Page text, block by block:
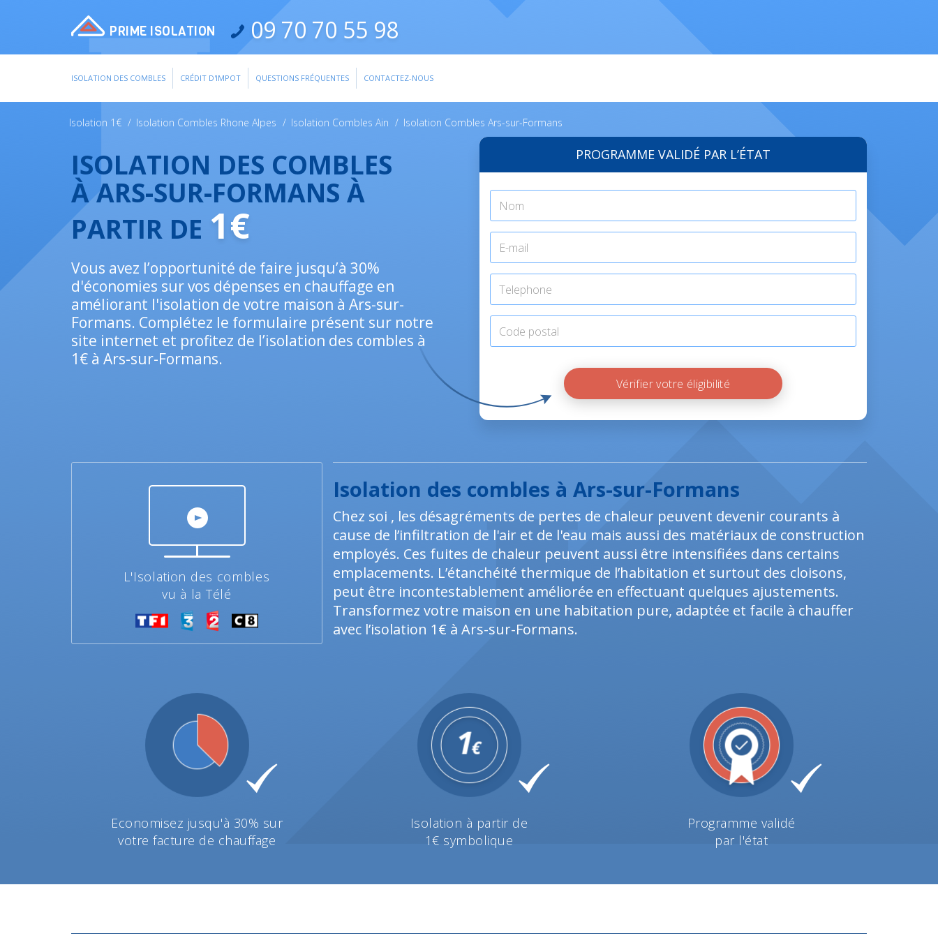
PRIME ISOLATION 09 70 70 55 98
ISOLATION DES COMBLES CRÉDIT D'IMPOT QUESTIONS FRÉQUENTES CONTACTEZ-NOUS
Isolation 1€ / Isolation Combles Rhone Alpes / Isolation Combles Ain / Isolation Combles Ars-sur-Formans
ISOLATION DES COMBLES
À ARS-SUR-FORMANS À
PARTIR DE 1€
Vous avez l’opportunité de faire jusqu’à 30%
d'économies sur vos dépenses en chauffage en
améliorant l'isolation de votre maison à Ars-sur-
Formans. Complétez le formulaire présent sur notre
site internet et profitez de l’isolation des combles à
1€ à Ars-sur-Formans.
PROGRAMME VALIDÉ PAR L’ÉTAT
Vérifier votre éligibilité
L'Isolation des combles
vu à la Télé
Isolation des combles à Ars-sur-Formans
Chez soi , les désagréments de pertes de chaleur peuvent devenir courants à
cause de l’infiltration de l'air et de l'eau mais aussi des matériaux de construction
employés. Ces fuites de chaleur peuvent aussi être intensifiées dans certains
emplacements. L’étanchéité thermique de l’habitation et surtout des cloisons,
peut être incontestablement améliorée en effectuant quelques ajustements.
Transformez votre maison en une habitation pure, adaptée et facile à chauffer
avec l’isolation 1€ à Ars-sur-Formans.
Economisez jusqu'à 30% sur
votre facture de chauffage
Isolation à partir de
1€ symbolique
Programme validé
par l'état